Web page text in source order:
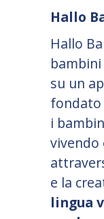
Hallo
Hallo
bambini
su un
fondato
i
vivendo
e la
lingua